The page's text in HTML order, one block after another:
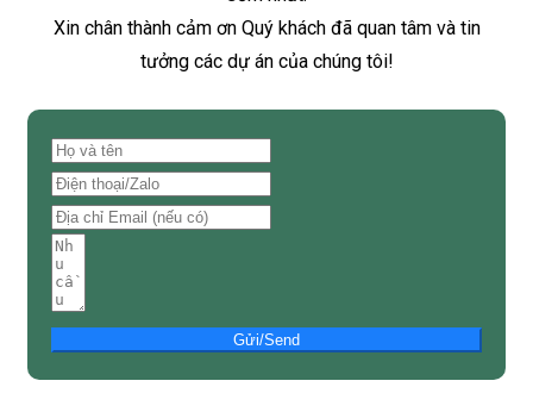
Xin chân thành cảm ơn Quý khách đã quan tâm và tin
tưởng các dự án của chúng tôi!
Gửi/Send